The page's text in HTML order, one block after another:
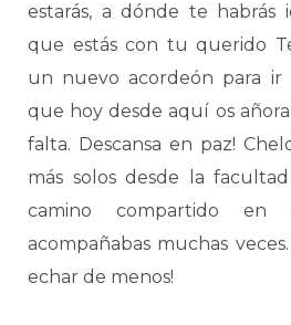
estarás, a dónde te habrás
que estás con tu querido
un nuevo acordeón para ir
que hoy desde aquí os
falta. Descansa en paz!
más solos desde la
camino compartido
acompañabas muchas
echar de menos!